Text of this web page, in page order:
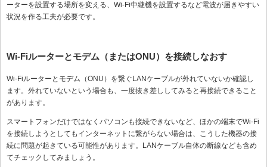
ーターを設置する場所を変える、Wi-Fi中継機を設置するなど電波が届きやすい
状況を作る工夫が必要です。
Wi-Fiルーターとモデム（またはONU）を接続しなおす
Wi-Fiルーターとモデム（ONU）を繋ぐLANケーブルが外れていないか確認し
ます。外れていないという場合も、一度抜き差ししてみると再接続できること
があります。
スマートフォンだけではなくパソコンも接続できないなど、ほかの端末でWi-Fi
を接続しようとしてもインターネットに繋がらない場合は、こうした機器の接
続に問題が起きている可能性があります。LANケーブル自体の断線なども含め
てチェックしてみましょう。